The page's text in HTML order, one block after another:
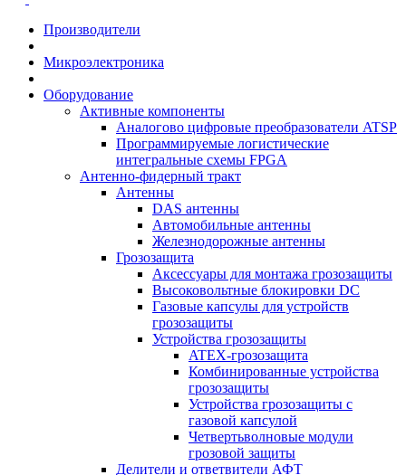
Производители
Микроэлектроника
Оборудование
Активные компоненты
Аналогово цифровые преобразователи ATSP
Программируемые логистические
интегральные схемы FPGA
Антенно-фидерный тракт
Антенны
DAS антенны
Автомобильные антенны
Железнодорожные антенны
Грозозащита
Аксессуары для монтажа грозозащиты
Высоковольтные блокировки DC
Газовые капсулы для устройств
грозозащиты
Устройства грозозащиты
ATEX-грозозащита
Комбинированные устройства
грозозащиты
Устройства грозозащиты с
газовой капсулой
Четвертьволновые модули
грозовой защиты
Делители и ответвители АФТ